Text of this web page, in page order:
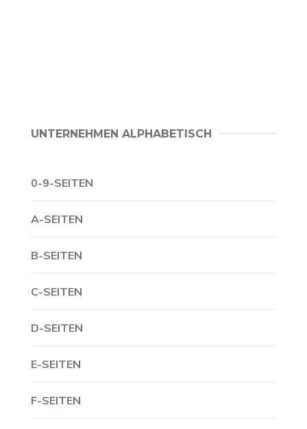
UNTERNEHMEN ALPHABETISCH
0-9-SEITEN
A-SEITEN
B-SEITEN
C-SEITEN
D-SEITEN
E-SEITEN
F-SEITEN